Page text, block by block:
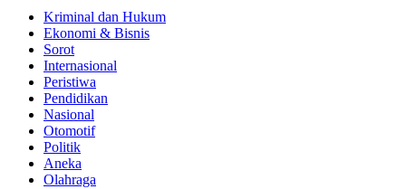
Kriminal dan Hukum
Ekonomi & Bisnis
Sorot
Internasional
Peristiwa
Pendidikan
Nasional
Otomotif
Politik
Aneka
Olahraga